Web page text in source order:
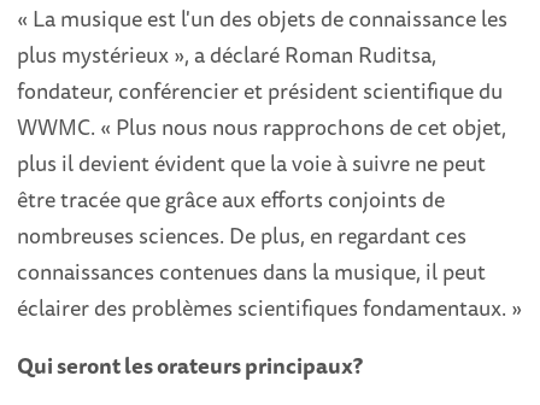
« La musique est l'un des objets de connaissance les
plus mystérieux », a déclaré Roman Ruditsa,
fondateur, conférencier et président scientifique du
WWMC. « Plus nous nous rapprochons de cet objet,
plus il devient évident que la voie à suivre ne peut
être tracée que grâce aux efforts conjoints de
nombreuses sciences. De plus, en regardant ces
connaissances contenues dans la musique, il peut
éclairer des problèmes scientifiques fondamentaux. »
Qui seront les orateurs principaux?